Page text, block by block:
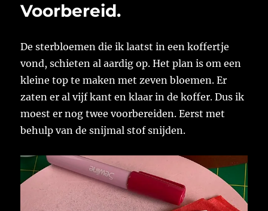
Voorbereid.
De sterbloemen die ik laatst in een koffertje
vond, schieten al aardig op. Het plan is om een
kleine top te maken met zeven bloemen. Er
zaten er al vijf kant en klaar in de koffer. Dus ik
moest er nog twee voorbereiden. Eerst met
behulp van de snijmal stof snijden.